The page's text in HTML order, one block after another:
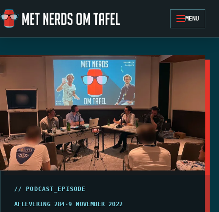
Ga naar de inhoud
MENU
// PODCAST_EPISODE
AFLEVERING 284 ·9 NOVEMBER 2022